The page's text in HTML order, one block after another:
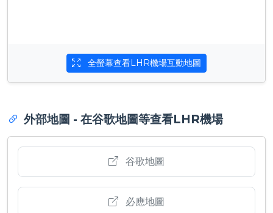
全螢幕查看LHR機場互動地圖
外部地圖 - 在谷歌地圖等查看LHR機場
谷歌地圖
必應地圖